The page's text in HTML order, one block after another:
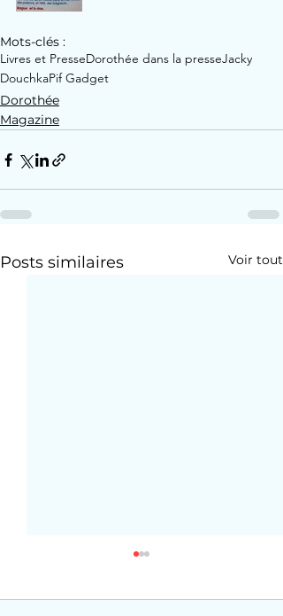
Mots-clés :
Livres et PresseDorothée dans la presseJacky
DouchkaPif Gadget
Dorothée
Magazine
Posts similaires Voir tout